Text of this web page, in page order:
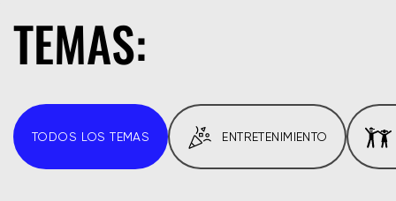
TEMAS:
TODOS LOS TEMAS ENTRETENIMIENTO